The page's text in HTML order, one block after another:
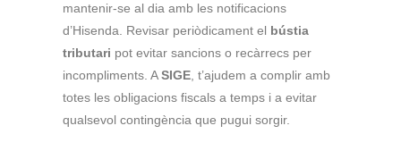
mantenir-se al dia amb les notificacions
d’Hisenda. Revisar periòdicament el bústia
tributari pot evitar sancions o recàrrecs per
incompliments. ASIGE, t’ajudem a complir amb
totes les obligacions fiscals a temps i a evitar
qualsevol contingència que pugui sorgir.